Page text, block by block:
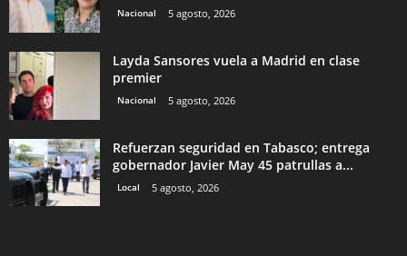
Nacional 5 agosto, 2026
Layda Sansores vuela a Madrid en clase
premier
Nacional 5 agosto, 2026
Refuerzan seguridad en Tabasco; entrega
gobernador Javier May 45 patrullas a...
Local 5 agosto, 2026